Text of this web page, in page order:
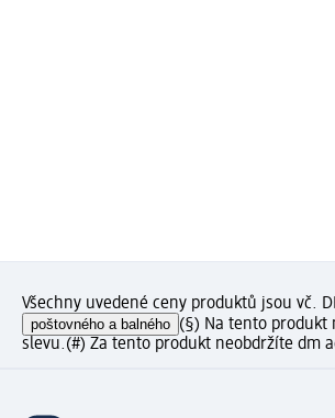
Všechny uvedené ceny produktů jsou vč.
poštovného a balného (§) Na tento produkt
slevu.(#) Za tento produkt neobdržíte dm